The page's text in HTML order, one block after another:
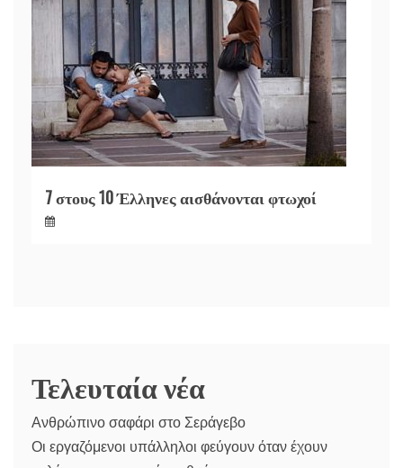
7 στους 10 Έλληνες αισθάνονται φτωχοί
Τελευταία νέα
Ανθρώπινο σαφάρι στο Σεράγεβο
Οι εργαζόμενοι υπάλληλοι φεύγουν όταν έχουν